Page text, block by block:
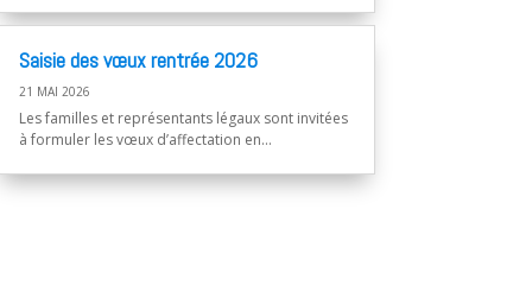
Saisie des vœux rentrée 2026
21 MAI 2026
Les familles et représentants légaux sont invitées
à formuler les vœux d’affectation en...